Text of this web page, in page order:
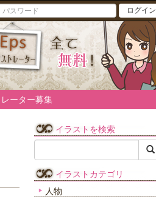
ログイン
ーター募集
イラストを検索
イラストカテゴリ
人物